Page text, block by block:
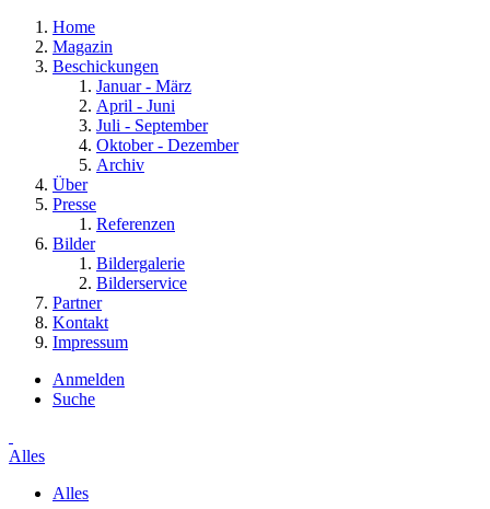
Home
Magazin
Beschickungen
Januar - März
April - Juni
Juli - September
Oktober - Dezember
Archiv
Über
Presse
Referenzen
Bilder
Bildergalerie
Bilderservice
Partner
Kontakt
Impressum
Anmelden
Suche
Alles
Alles